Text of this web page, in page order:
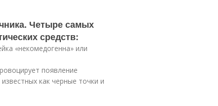
Четыре самых
средств:
«некомедогенна» или
появление
как черные точки и